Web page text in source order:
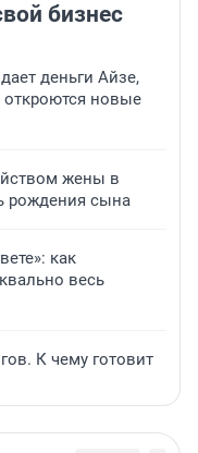
бизнес
деньги Айзе,
откроются новые
жены в
рождения сына
как
весь
К чему готовит